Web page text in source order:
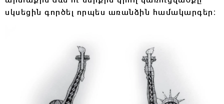
սկսեցին գործել որպես առանձին համակարգեր։